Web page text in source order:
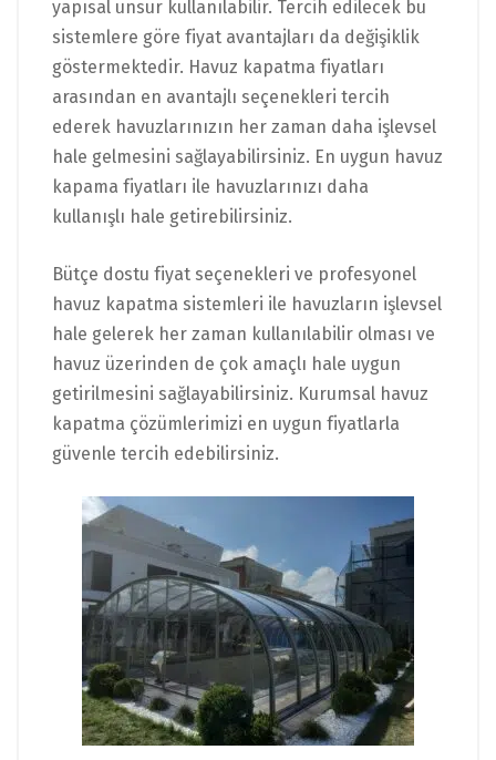
yapısal unsur kullanılabilir. Tercih edilecek bu
sistemlere göre fiyat avantajları da değişiklik
göstermektedir. Havuz kapatma fiyatları
arasından en avantajlı seçenekleri tercih
ederek havuzlarınızın her zaman daha işlevsel
hale gelmesini sağlayabilirsiniz. En uygun havuz
kapama fiyatları ile havuzlarınızı daha
kullanışlı hale getirebilirsiniz.
Bütçe dostu fiyat seçenekleri ve profesyonel
havuz kapatma sistemleri ile havuzların işlevsel
hale gelerek her zaman kullanılabilir olması ve
havuz üzerinden de çok amaçlı hale uygun
getirilmesini sağlayabilirsiniz. Kurumsal havuz
kapatma çözümlerimizi en uygun fiyatlarla
güvenle tercih edebilirsiniz.